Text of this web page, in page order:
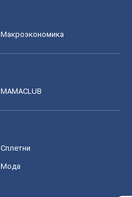
Mакроэкономика
MAMACLUB
Сплетни
Мода